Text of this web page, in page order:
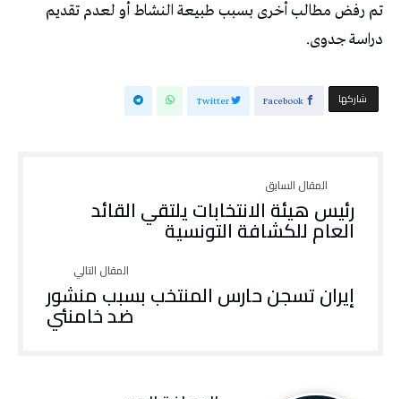
تم رفض مطالب أخرى بسبب طبيعة النشاط أو لعدم تقديم
دراسة جدوى.
‫‫ شاركها‬ Facebook
Twitter
رئيس هيئة الانتخابات يلتقي القائد
العام للكشافة التونسية
إيران تسجن حارس المنتخب بسبب منشور
ضد خامنئي